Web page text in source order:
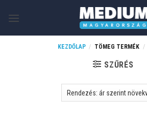
KEZDŐLAP / TÖMEG TERMÉK /
SZŰRÉS